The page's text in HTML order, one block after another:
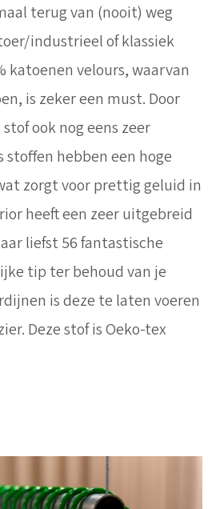
terug van (nooit) weg
industrieel of klassiek
katoenen velours, waarvan
is zeker een must. Door
ook nog eens zeer
stoffen hebben een hoge
zorgt voor prettig geluid in
heeft een zeer uitgebreid
liefst 56 fantastische
tip ter behoud van je
is deze te laten voeren
Deze stof is Oeko-tex